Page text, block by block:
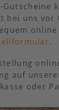
bei uns vor
.
auf
oder
per